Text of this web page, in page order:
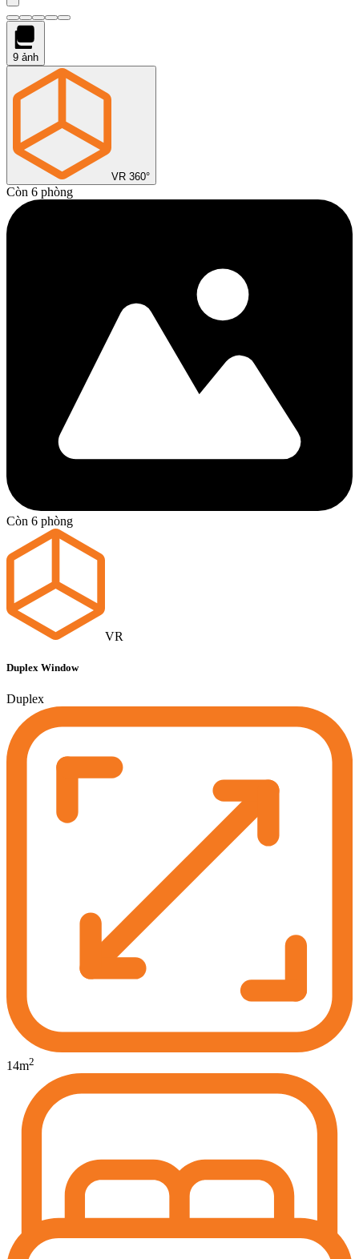
9 ảnh
VR 360°
Còn 6 phòng
Còn 6 phòng
VR
Duplex Window
Duplex
14m2